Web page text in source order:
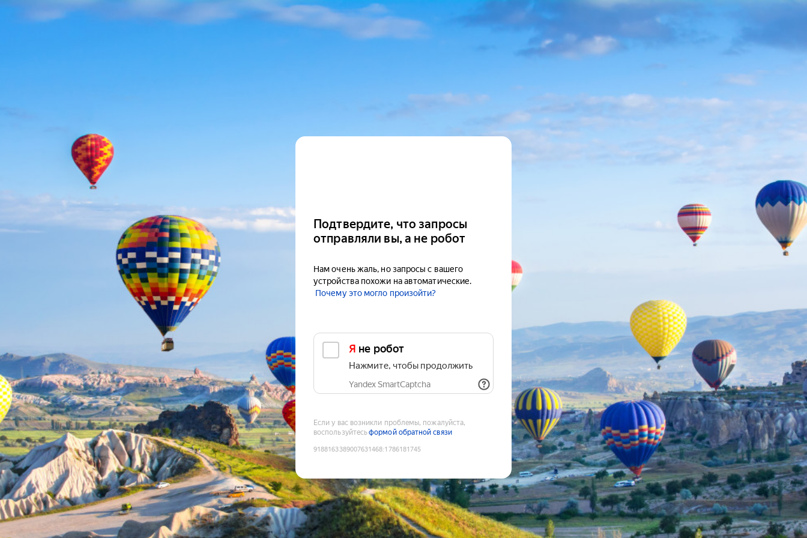
Подтвердите, что запросы
отправляли вы, а не робот
Нам очень жаль, но запросы с вашего
устройства похожи на автоматические.
Почему это могло произойти?
Я не робот
Нажмите, чтобы продолжить
Yandex SmartCaptcha
Если у вас возникли проблемы, пожалуйста,
воспользуйтесьформой обратной связи
9188163389007631468:1786181745